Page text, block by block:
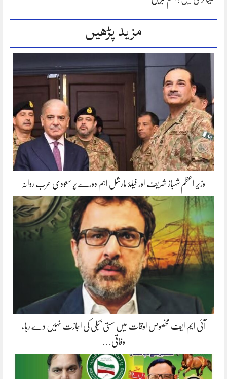
مزید پڑھیں
وزیر اعظم شہباز شریف اور فیلڈ مارشل اہم دورے پر سعودی عرب روانہ
آئی ایم ایف مخصوص اوقات میں سستی بجلی کی اجازت نہیں دے رہا،
وفاقی…